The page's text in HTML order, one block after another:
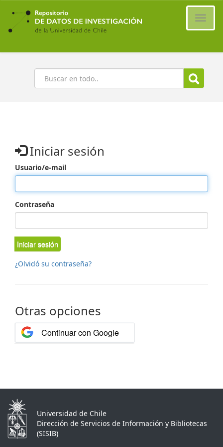
Ir
contenido
principal
Buscar
Iniciar sesión
Usuario/e-mail
Contraseña
Iniciar sesión
¿Olvidó su contraseña?
Otras opciones
Continuar con Google
Universidad de Chile
Dirección de Servicios de Información y Bibliotecas
(SISIB)